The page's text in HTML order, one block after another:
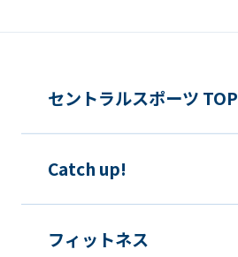
セントラルスポーツ TOP
Catch up!
フィットネス